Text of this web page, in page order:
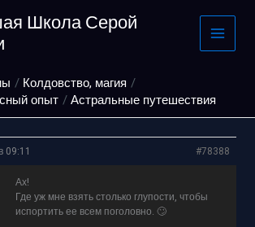
Школа Серой
Колдовство, магия
опыт
Астральные путешествия
09:11
#78388
Ах!
Где уж мне взять столько глупости, чтобы
испортить ее всем поголовно. 🙄